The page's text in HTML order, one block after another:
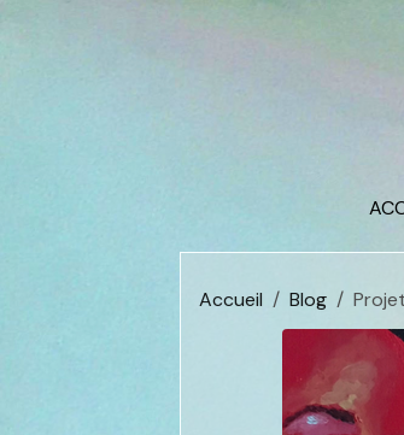
Accueil Blog